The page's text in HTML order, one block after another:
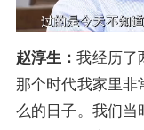
赵淳生：我经历了
那个时代我家里非
么的日子。我们当